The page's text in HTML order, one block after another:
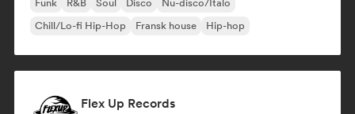
Funk R&B Soul Disco
Nu-disco/Italo
Chill/Lo-fi Hip-Hop
Fransk house Hip-hop
Flex Up Records